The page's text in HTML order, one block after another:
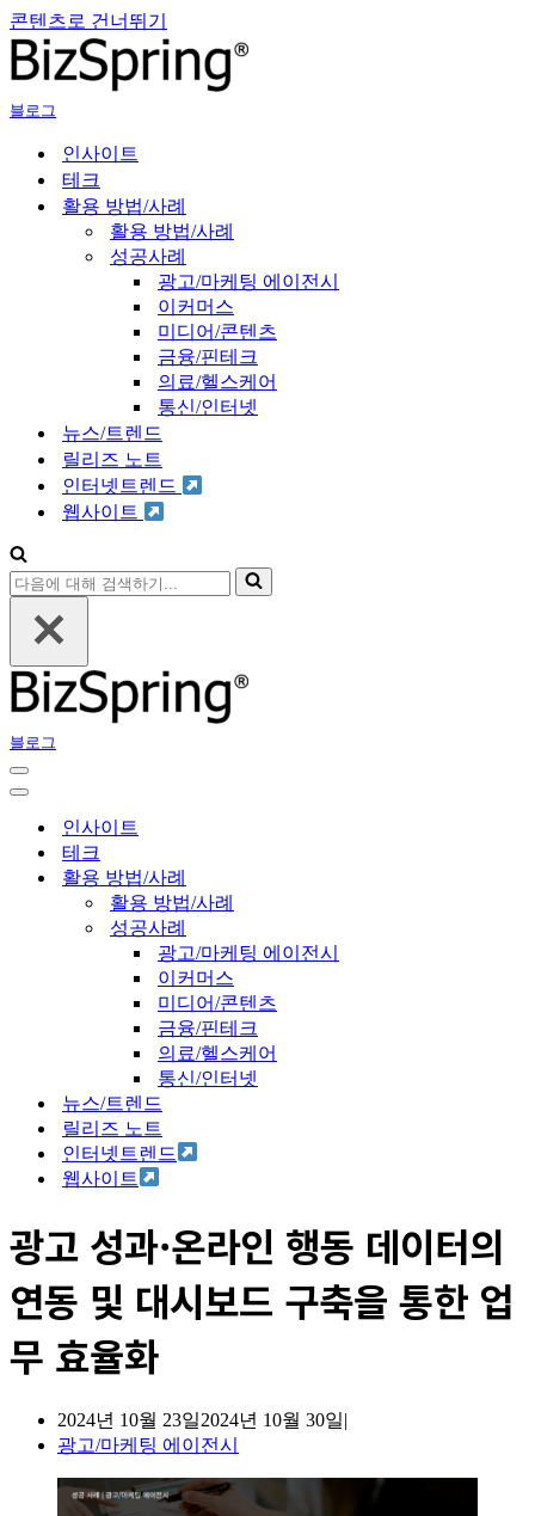
콘텐츠로 건너뛰기
블로그
인사이트
테크
활용 방법/사례
활용 방법/사례
성공사례
광고/마케팅 에이전시
이커머스
미디어/콘텐츠
금융/핀테크
의료/헬스케어
통신/인터넷
뉴스/트렌드
릴리즈 노트
인터넷트렌드
웹사이트
다
음
해
검
하
기...
블로그
내
비
내
인사이트
테크
활용 방법/사례
활용 방법/사례
성공사례
광고/마케팅 에이전시
이커머스
미디어/콘텐츠
금융/핀테크
의료/헬스케어
통신/인터넷
뉴스/트렌드
릴리즈 노트
인터넷트렌드
웹사이트
광고 성과·온라인 행동 데이터의
연동 및 대시보드 구축을 통한 업
무 효율화
2024년 10월 23일2024년 10월 30일
광고/마케팅 에이전시